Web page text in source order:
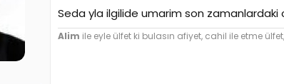
Seda yla ilgilide umarim son zamanlardaki
Alim ile eyle ülfet ki bulasın afiyet, cahil ile etme